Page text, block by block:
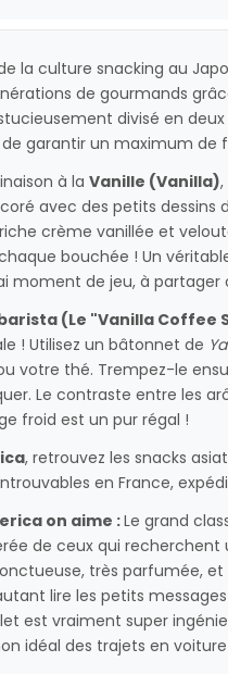
la culture snacking au
de gourmands
divisé en
garantir un maximum de
à la Vanille (Vanilla)
avec des petits
crème vanillée et
bouchée ! Un
moment de jeu, à partager
(Le "Vanilla Coffee
! Utilisez un bâtonnet de
votre thé. Trempez-le
Le contraste entre les
froid est un pur régal !
, retrouvez les snacks
en France,
on aime :Le grand
de ceux qui
très parfumée,
lire les petits
est vraiment super
idéal des trajets en